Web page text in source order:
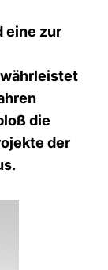
eine zur
die
der